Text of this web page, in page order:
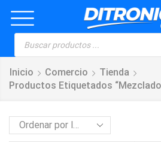
Inicio Comercio
Tienda
Productos Etiquetados